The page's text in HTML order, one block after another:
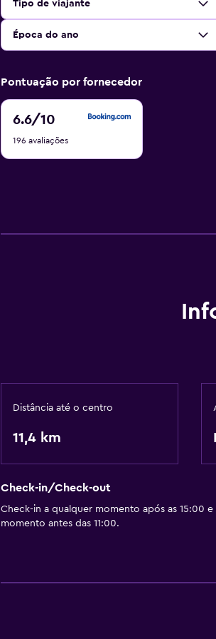
Tipo de viajante
Época do ano
Pontuação por fornecedor
6.6/10
6.6
10
196 avaliações
Distância até o centro
11,4 km
Check-in/Check-out
Check-in a qualquer momento após as 15:00
momento antes das 11:00.